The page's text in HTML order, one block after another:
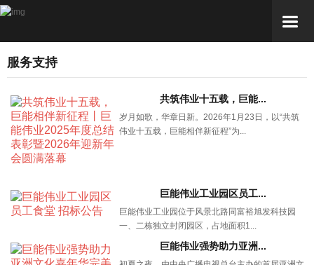
服务支持
共筑伟业十五载，巨能...
岁月如歌，华章日新。2026年1月23日，以“共筑
伟业十五载，巨能相伴新征程”为...
巨能伟业工业园区员工...
巨能伟业工业园位于风景北路同富裕旭发科技园
一、二栋独立封闭园区，占地面积1...
巨能伟业强势助力亚洲...